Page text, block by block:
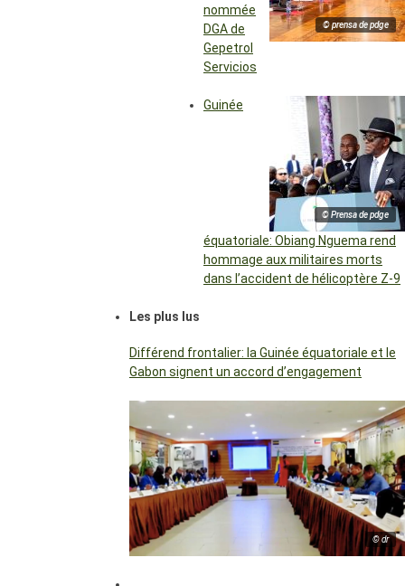
© prensa de pdge
nommée
DGA de
Gepetrol
Servicios
© Prensa de pdge
Guinée
équatoriale: Obiang Nguema rend
hommage aux militaires morts
dans l’accident de hélicoptère Z-9
Les plus lus
Différend frontalier: la Guinée équatoriale et le
Gabon signent un accord d’engagement
© dr